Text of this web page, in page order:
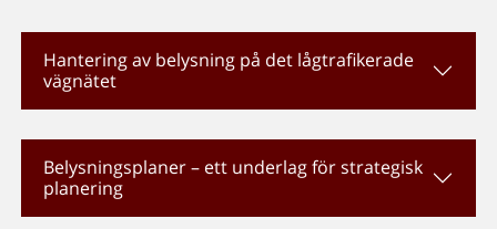
Hantering av belysning på det lågtrafikerade
vägnätet
Belysningsplaner – ett underlag för strategisk
planering